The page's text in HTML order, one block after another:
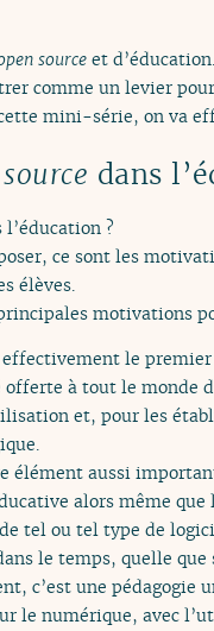
source et d’éducation.
comme un levier
mini-série, on va
dans
l’éducation ?
ce sont les
élèves.
motivations
effectivement le
à tout le monde
et, pour les
aussi
alors même
tel ou tel type de
le temps, quelle
c’est une pédagogie
le numérique, avec